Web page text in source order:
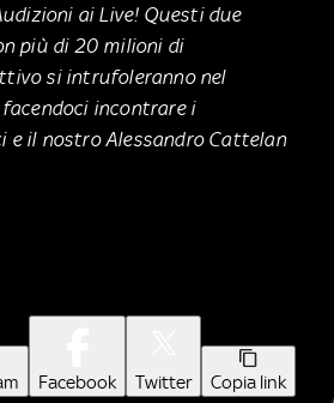
ai Live! Questi due
più di 20 milioni di
si intrufoleranno nel
incontrare i
e il nostro Alessandro Cattelan
Facebook Twitter Copia link